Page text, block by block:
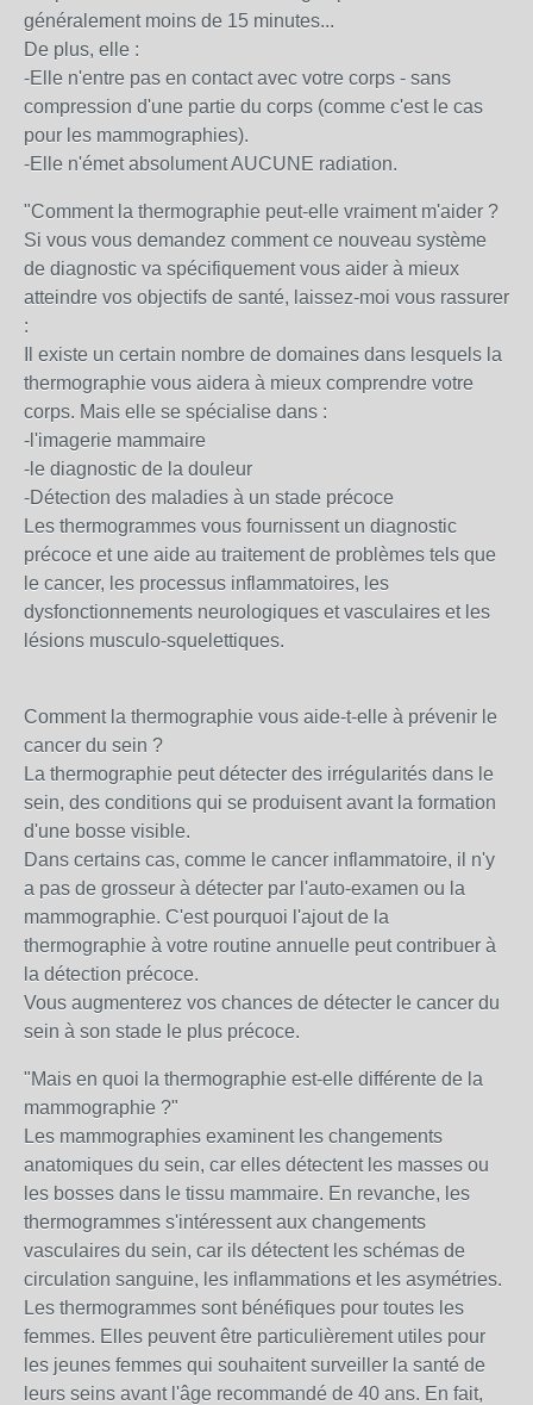
généralement moins de 15 minutes...
De plus, elle :
-Elle n'entre pas en contact avec votre corps - sans
compression d'une partie du corps (comme c'est le cas
pour les mammographies).
-Elle n'émet absolument AUCUNE radiation.
"Comment la thermographie peut-elle vraiment m'aider ?
Si vous vous demandez comment ce nouveau système
de diagnostic va spécifiquement vous aider à mieux
atteindre vos objectifs de santé, laissez-moi vous rassurer
:
Il existe un certain nombre de domaines dans lesquels la
thermographie vous aidera à mieux comprendre votre
corps. Mais elle se spécialise dans :
-l'imagerie mammaire
-le diagnostic de la douleur
-Détection des maladies à un stade précoce
Les thermogrammes vous fournissent un diagnostic
précoce et une aide au traitement de problèmes tels que
le cancer, les processus inflammatoires, les
dysfonctionnements neurologiques et vasculaires et les
lésions musculo-squelettiques.
Comment la thermographie vous aide-t-elle à prévenir le
cancer du sein ?
La thermographie peut détecter des irrégularités dans le
sein, des conditions qui se produisent avant la formation
d'une bosse visible.
Dans certains cas, comme le cancer inflammatoire, il n'y
a pas de grosseur à détecter par l'auto-examen ou la
mammographie. C'est pourquoi l'ajout de la
thermographie à votre routine annuelle peut contribuer à
la détection précoce.
Vous augmenterez vos chances de détecter le cancer du
sein à son stade le plus précoce.
"Mais en quoi la thermographie est-elle différente de la
mammographie ?"
Les mammographies examinent les changements
anatomiques du sein, car elles détectent les masses ou
les bosses dans le tissu mammaire. En revanche, les
thermogrammes s'intéressent aux changements
vasculaires du sein, car ils détectent les schémas de
circulation sanguine, les inflammations et les asymétries.
Les thermogrammes sont bénéfiques pour toutes les
femmes. Elles peuvent être particulièrement utiles pour
les jeunes femmes qui souhaitent surveiller la santé de
leurs seins avant l'âge recommandé de 40 ans. En fait,